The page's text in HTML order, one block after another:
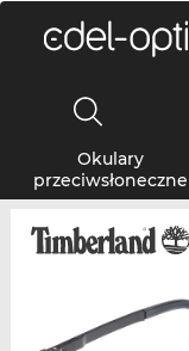
Okulary
przeciwsłoneczne